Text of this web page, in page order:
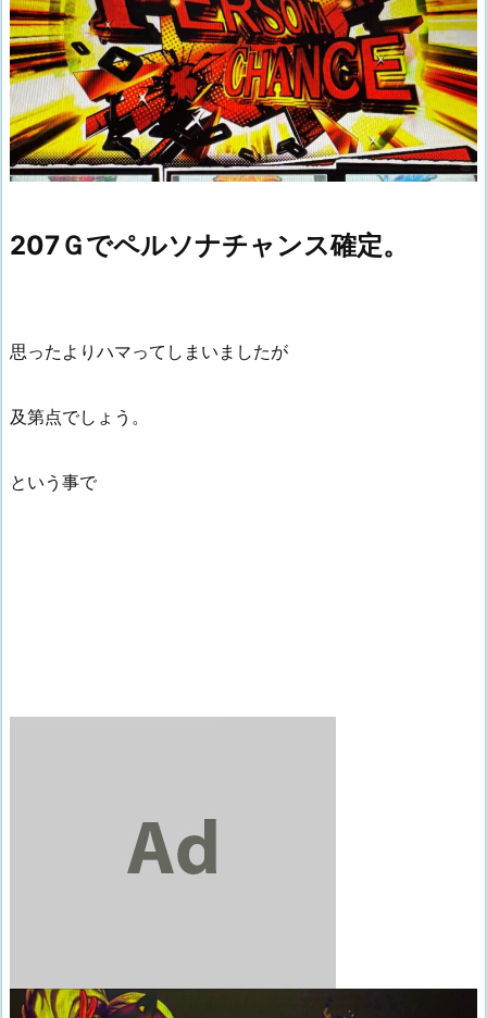
207Ｇでペルソナチャンス確定。
思ったよりハマってしまいましたが
及第点でしょう。
という事で